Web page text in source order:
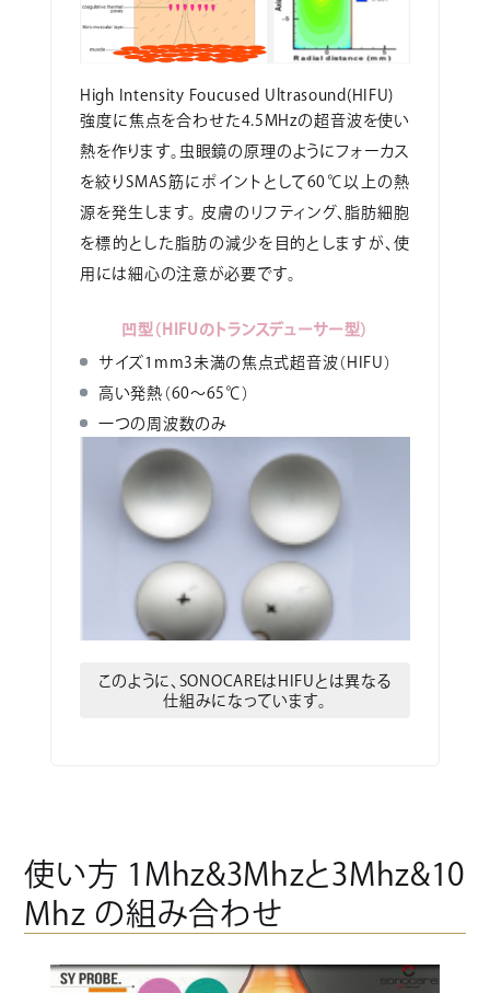
High Intensity Foucused Ultrasound(HIFU)
強度に焦点を合わせた4.5MHzの超音波を使い
熱を作ります。虫眼鏡の原理のようにフォーカス
を絞りSMAS筋にポイントとして60℃以上の熱
源を発生します。 皮膚のリフティング、脂肪細胞
を標的とした脂肪の減少を目的としますが、使
用には細心の注意が必要です。
凹型（HIFUのトランスデューサー型）
サイズ1mm3未満の焦点式超音波（HIFU）
高い発熱（60～65℃）
一つの周波数のみ
このように、SONOCAREはHIFUとは異なる
仕組みになっています。
使い方 1Mhz&3Mhzと3Mhz&10
Mhz の組み合わせ